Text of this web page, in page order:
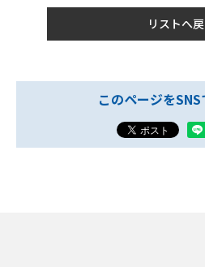
リストへ
このページを